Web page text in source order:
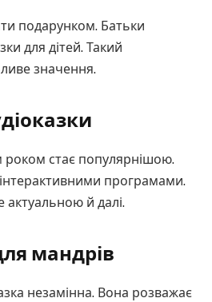
подарунком. Батьки
для дітей. Такий
значення.
роком стає популярнішою.
програмами.
актуальною й далі.
мандрів
незамінна. Вона розважає